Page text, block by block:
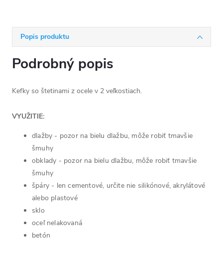
Popis produktu
Podrobný popis
Kefky so štetinami z ocele v 2 veľkostiach.
VYUŽITIE:
dlažby - pozor na bielu dlažbu, môže robiť tmavšie
šmuhy
obklady - pozor na bielu dlažbu, môže robiť tmavšie
šmuhy
špáry - len cementové, určite nie silikónové, akrylátové
alebo plastové
sklo
oceľ nelakovaná
betón